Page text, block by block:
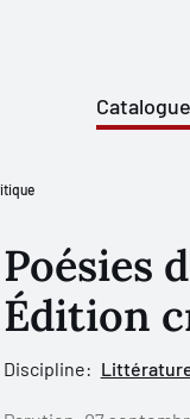
Catalogue
Poésies
Édition
Discipline: